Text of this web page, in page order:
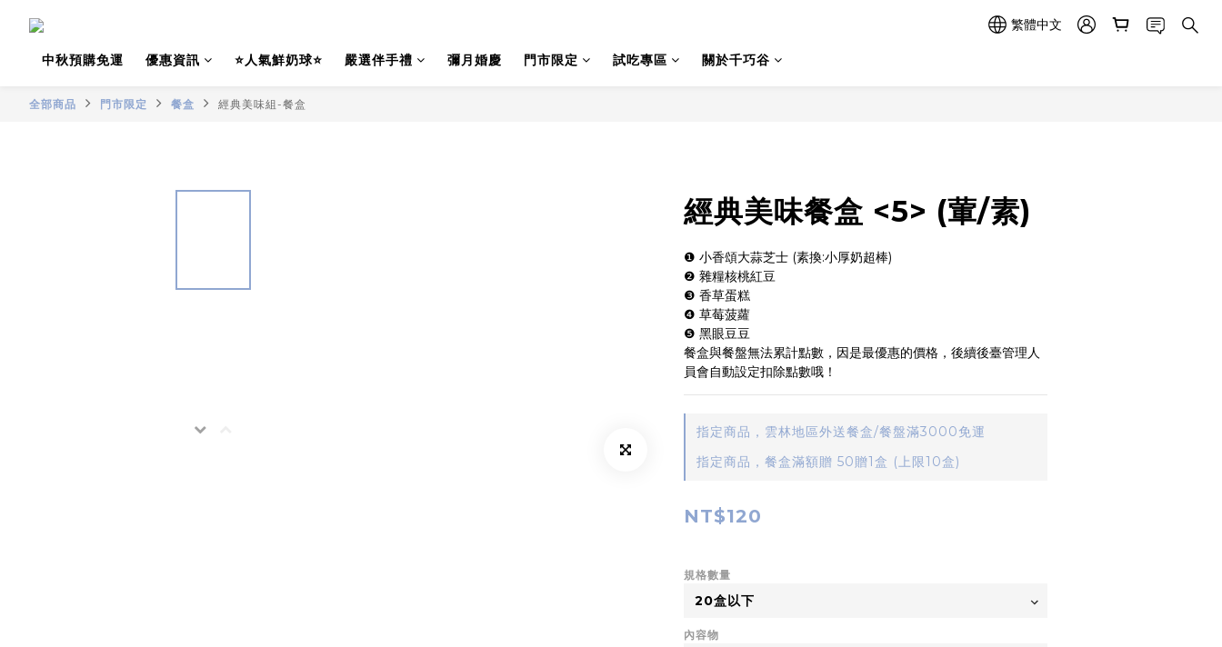
繁體中文
中秋預購免運 優惠資訊 ⭐人氣鮮奶球⭐ 嚴選伴手禮 彌月婚慶 門市限定 試吃專區 關於千巧谷
全部商品 門市限定 餐盒 經典美味組-餐盒
經典美味餐盒 <5> (葷/素)
❶ 小香頌大蒜芝士 (素換:小厚奶超棒)
❷ 雜糧核桃紅豆
❸ 香草蛋糕
❹ 草莓菠蘿
❺ 黑眼豆豆
餐盒與餐盤無法累計點數，因是最優惠的價格，後續後臺管理人
員會自動設定扣除點數哦！
指定商品，雲林地區外送餐盒/餐盤滿3000免運
指定商品，餐盒滿額贈 50贈1盒 (上限10盒)
NT$120
規格數量
內容物